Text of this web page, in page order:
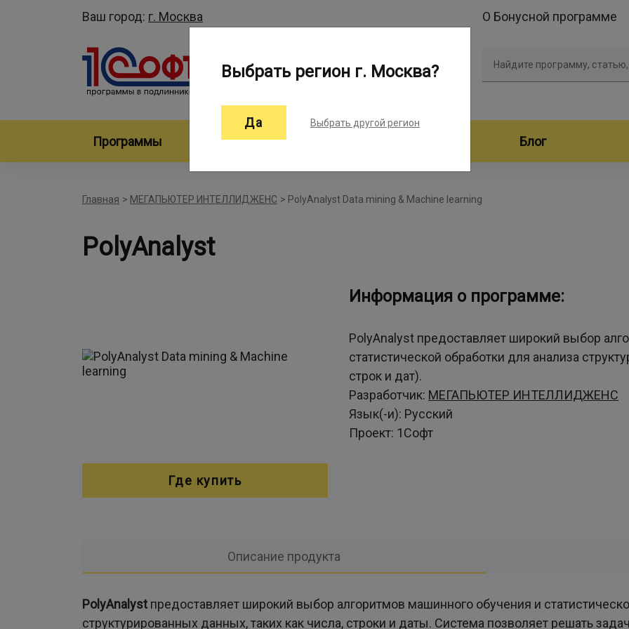
Ваш город: г. Москва О Бонусной программе
Найдите программу,
Программы Производители программ Блог
Главная > МЕГАПЬЮТЕР ИНТЕЛЛИДЖЕНС > PolyAnalyst Data mining & Machine learning
PolyAnalyst
Информация о программе:
PolyAnalyst предоставляет широкий выбор
статистической обработки для анализа
строк и дат).
Разработчик: МЕГАПЬЮТЕР ИНТЕЛЛИДЖЕНС
Язык(-и): Русский
Проект: 1Софт
Где купить
Описание продукта
PolyAnalyst предоставляет широкий выбор алгоритмов машинного обучения и
структурированных данных, таких как числа, строки и даты. Система позволяет решать
Выбрать регион г. Москва?
Да Выбрать другой регион